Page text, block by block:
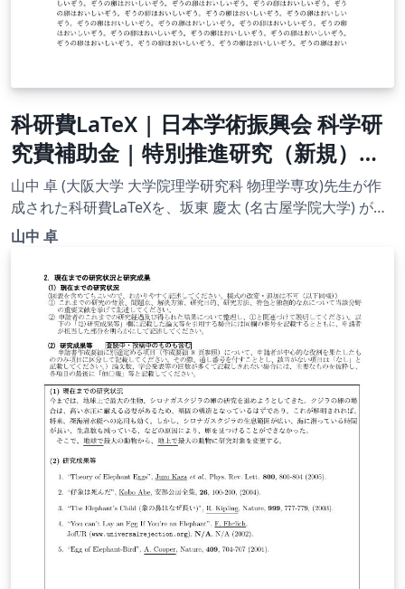
科研費LaTeX | 日本学術振興会 科学研
究費補助金 | 特別推進研究（新規）・
日本語版その１ | 2020.09.02
山中 卓 (大阪大学 大学院理学研究科 物理学専攻)先生が作
成された科研費LaTeXを、坂東 慶太 (名古屋学院大学) が了
承を得てテンプレート登録しています。 詳細はこちら↓を
u.ac.jp/~taku/kakenhiLaTeX/
山中 卓